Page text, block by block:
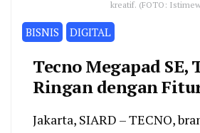
kreatif. (FOTO:
BISNIS DIGITAL
Tecno Megapad SE,
Ringan dengan
Jakarta, SIARD – TECNO,